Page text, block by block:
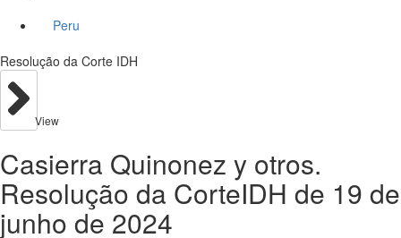
Peru
Resolução da Corte IDH
View
Casierra Quinonez y otros.
Resolução da CorteIDH de 19 de
junho de 2024